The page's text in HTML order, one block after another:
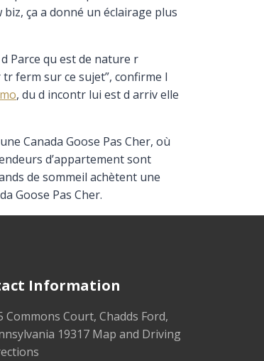
ça a donné un éclairage plus
Parce qu est de nature r
ferm sur ce sujet”, confirme l
, du d incontr lui est d arriv elle
Canada Goose Pas Cher, où
d’appartement sont
de sommeil achètent une
Goose Pas Cher.
Information
Commons Court, Chadds Ford,
19317 Map and Driving